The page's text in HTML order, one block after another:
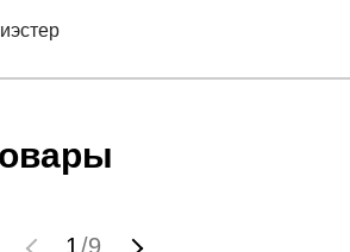
есть в самом конце счета, который
1/9